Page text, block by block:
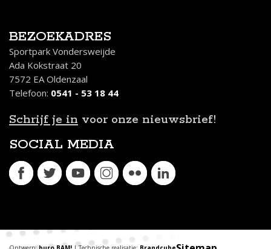
BEZOEKADRES
Sportpark Vondersweijde
Ada Kokstraat 20
7572 EA Oldenzaal
Telefoon: 0541 - 53 18 44
Schrijf je in voor onze nieuwsbrief!
SOCIAL MEDIA